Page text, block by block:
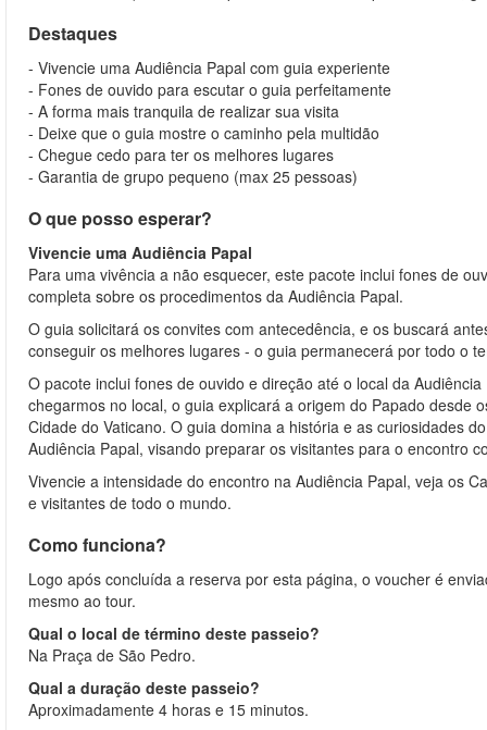
Destaques
- Vivencie uma Audiência Papal com guia experiente
- Fones de ouvido para escutar o guia perfeitamente
- A forma mais tranquila de realizar sua visita
- Deixe que o guia mostre o caminho pela multidão
- Chegue cedo para ter os melhores lugares
- Garantia de grupo pequeno (max 25 pessoas)
O que posso esperar?
Vivencie uma Audiência Papal
Para uma vivência a não esquecer, este pacote inclui fones de
completa sobre os procedimentos da Audiência Papal.
O guia solicitará os convites com antecedência, e os buscará
conseguir os melhores lugares - o guia permanecerá por todo o
O pacote inclui fones de ouvido e direção até o local da
chegarmos no local, o guia explicará a origem do Papado desde
Cidade do Vaticano. O guia domina a história e as curiosidades
Audiência Papal, visando preparar os visitantes para o encontro
Vivencie a intensidade do encontro na Audiência Papal, veja os
e visitantes de todo o mundo.
Como funciona?
Logo após concluída a reserva por esta página, o voucher é
mesmo ao tour.
Qual o local de término deste passeio?
Na Praça de São Pedro.
Qual a duração deste passeio?
Aproximadamente 4 horas e 15 minutos.